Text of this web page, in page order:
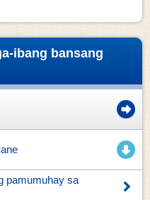
ibang bansang
pamumuhay sa